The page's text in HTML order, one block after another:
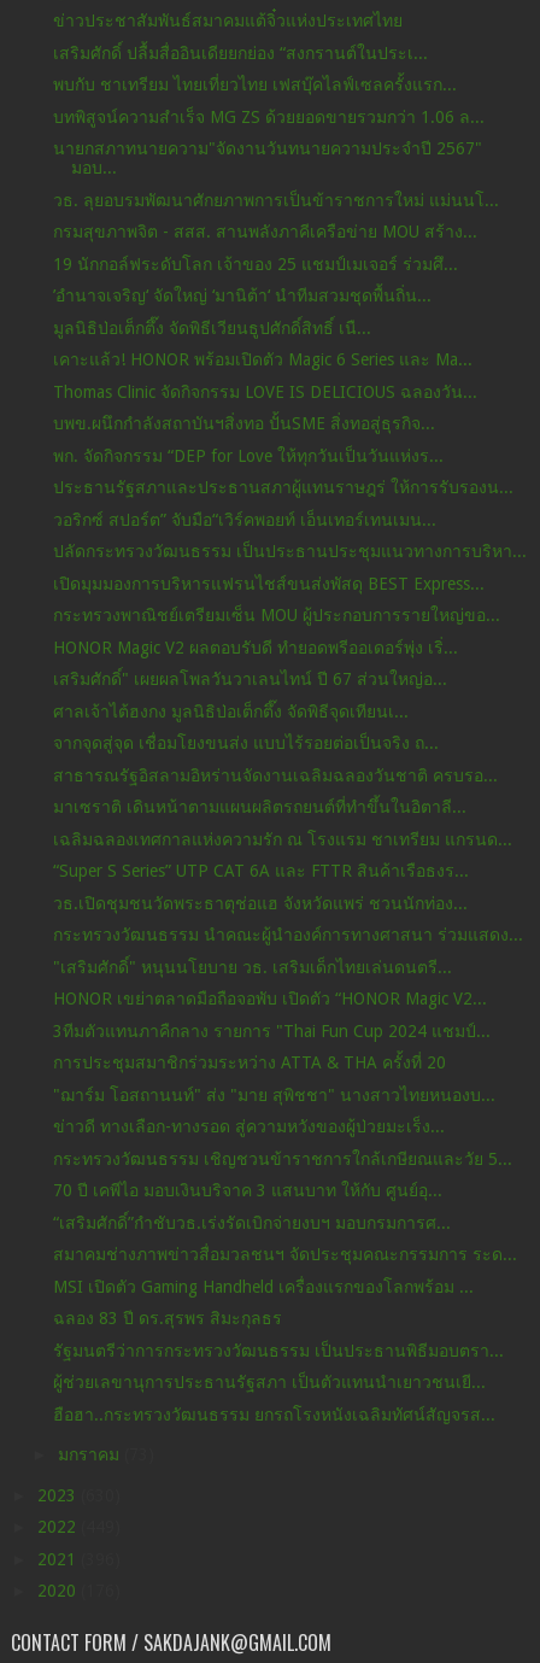
ข่าวประชาสัมพันธ์สมาคมแต้จิ๋วแห่งประเทศไทย
เสริมศักดิ์ ปลื้มสื่ออินเดียยกย่อง “สงกรานต์ในประเ...
พบกับ ชาเทรียม ไทยเที่ยวไทย เฟสบุ๊คไลฟ์เซลครั้งแรก...
บทพิสูจน์ความสำเร็จ MG ZS ด้วยยอดขายรวมกว่า 1.06 ล...
นายกสภาทนายความ"จัดงานวันทนายความประจำปี 2567"
มอบ...
วธ. ลุยอบรมพัฒนาศักยภาพการเป็นข้าราชการใหม่ แม่นนโ...
กรมสุขภาพจิต - สสส. สานพลังภาคีเครือข่าย MOU สร้าง...
19 นักกอล์ฟระดับโลก เจ้าของ 25 แชมป์เมเจอร์ ร่วมศึ...
’อำนาจเจริญ‘ จัดใหญ่ ‘มานิต้า‘ นำทีมสวมชุดพื้นถิ่น...
มูลนิธิป่อเต็กตึ๊ง จัดพิธีเวียนธูปศักดิ์สิทธิ์ เนื...
เคาะแล้ว! HONOR พร้อมเปิดตัว Magic 6 Series และ Ma...
Thomas Clinic จัดกิจกรรม LOVE IS DELICIOUS ฉลองวัน...
บพข.ผนึกกำลังสถาบันฯสิ่งทอ ปั้นSME สิ่งทอสู่ธุรกิจ...
พก. จัดกิจกรรม “DEP for Love ให้ทุกวันเป็นวันแห่งร...
ประธานรัฐสภาและประธานสภาผู้แทนราษฎร่ ให้การรับรองน...
วอริกซ์ สปอร์ต” จับมือ“เวิร์คพอยท์ เอ็นเทอร์เทนเมน...
ปลัดกระทรวงวัฒนธรรม เป็นประธานประชุมแนวทางการบริหา...
เปิดมุมมองการบริหารแฟรนไชส์ขนส่งพัสดุ BEST Express...
กระทรวงพาณิชย์เตรียมเซ็น MOU ผู้ประกอบการรายใหญ่ขอ...
HONOR Magic V2 ผลตอบรับดี ทำยอดพรีออเดอร์พุ่ง เริ่...
เสริมศักดิ์" เผยผลโพลวันวาเลนไทน์ ปี 67 ส่วนใหญ่อ...
ศาลเจ้าไต้ฮงกง มูลนิธิป่อเต็กตึ๊ง จัดพิธีจุดเทียนเ...
จากจุดสู่จุด เชื่อมโยงขนส่ง แบบไร้รอยต่อเป็นจริง ถ...
สาธารณรัฐอิสลามอิหร่านจัดงานเฉลิมฉลองวันชาติ ครบรอ...
มาเซราติ เดินหน้าตามแผนผลิตรถยนต์ที่ทำขึ้นในอิตาลี...
เฉลิมฉลองเทศกาลแห่งความรัก ณ โรงแรม ชาเทรียม แกรนด...
“Super S Series” UTP CAT 6A และ FTTR สินค้าเรือธงร...
วธ.เปิดชุมชนวัดพระธาตุช่อแฮ จังหวัดแพร่ ชวนนักท่อง...
กระทรวงวัฒนธรรม นำคณะผู้นำองค์การทางศาสนา ร่วมแสดง...
"เสริมศักดิ์" หนุนนโยบาย วธ. เสริมเด็กไทยเล่นดนตรี...
HONOR เขย่าตลาดมือถือจอพับ เปิดตัว “HONOR Magic V2...
3ทีมตัวแทนภาคืกลาง รายการ "Thai Fun Cup 2024 แชมป์...
การประชุมสมาชิกร่วมระหว่าง ATTA & THA ครั้งที่ 20
"ฌาร์ม โอสถานนท์" ส่ง "มาย สุพิชชา" นางสาวไทยหนองบ...
ข่าวดี ทางเลือก-ทางรอด สู่ความหวังของผู้ป่วยมะเร็ง...
กระทรวงวัฒนธรรม เชิญชวนข้าราชการใกล้เกษียณและวัย 5...
70 ปี เคพีไอ มอบเงินบริจาค 3 แสนบาท ให้กับ ศูนย์อุ...
“เสริมศักดิ์”กำชับวธ.เร่งรัดเบิกจ่ายงบฯ มอบกรมการศ...
สมาคมช่างภาพข่าวสื่อมวลชนฯ จัดประชุมคณะกรรมการ ระด...
MSI เปิดตัว Gaming Handheld เครื่องแรกของโลกพร้อม ...
ฉลอง 83 ปี ดร.สุรพร สิมะกุลธร
รัฐมนตรีว่าการกระทรวงวัฒนธรรม เป็นประธานพิธีมอบตรา...
ผู้ช่วยเลขานุการประธานรัฐสภา เป็นตัวแทนนำเยาวชนเยี...
ฮือฮา..กระทรวงวัฒนธรรม ยกรถโรงหนังเฉลิมทัศน์สัญจรส...
มกราคม
2023
2022
2021
2020
CONTACT FORM / SAKDAJANK@GMAIL.COM